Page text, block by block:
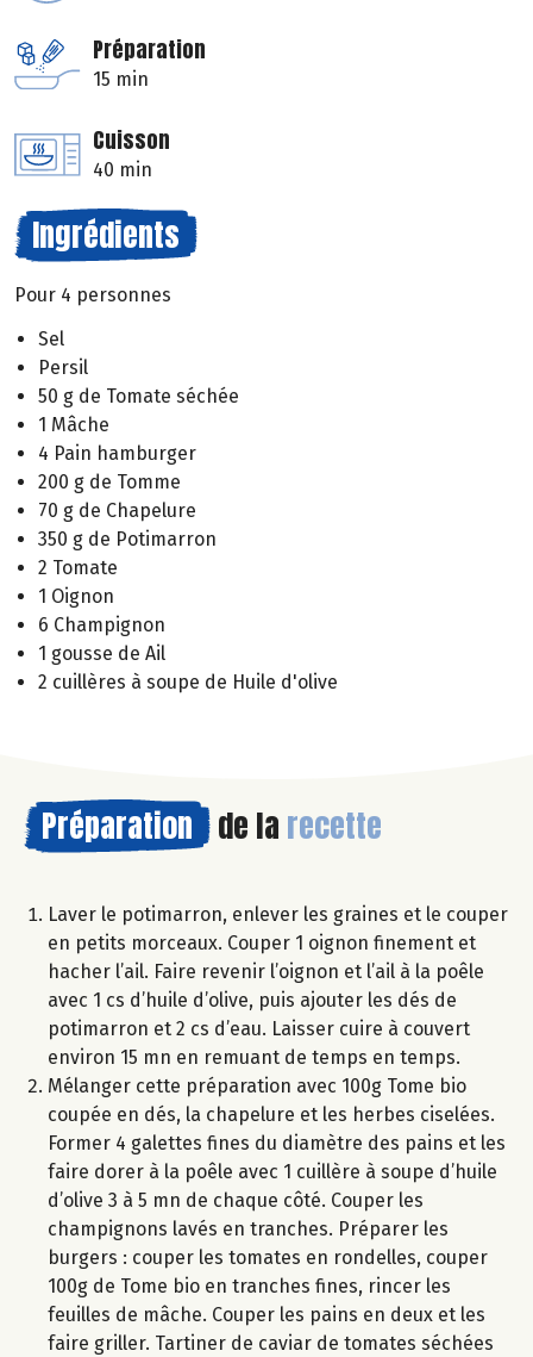
Préparation
15 min
Cuisson
40 min
Ingrédients
Pour 4 personnes
Sel
Persil
50 g de Tomate séchée
1 Mâche
4 Pain hamburger
200 g de Tomme
70 g de Chapelure
350 g de Potimarron
2 Tomate
1 Oignon
6 Champignon
1 gousse de Ail
2 cuillères à soupe de Huile d'olive
Préparation de la recette
Laver le potimarron, enlever les graines et le couper
en petits morceaux. Couper 1 oignon finement et
hacher l’ail. Faire revenir l’oignon et l’ail à la poêle
avec 1 cs d’huile d’olive, puis ajouter les dés de
potimarron et 2 cs d’eau. Laisser cuire à couvert
environ 15 mn en remuant de temps en temps.
Mélanger cette préparation avec 100g Tome bio
coupée en dés, la chapelure et les herbes ciselées.
Former 4 galettes fines du diamètre des pains et les
faire dorer à la poêle avec 1 cuillère à soupe d’huile
d’olive 3 à 5 mn de chaque côté. Couper les
champignons lavés en tranches. Préparer les
burgers : couper les tomates en rondelles, couper
100g de Tome bio en tranches fines, rincer les
feuilles de mâche. Couper les pains en deux et les
faire griller. Tartiner de caviar de tomates séchées